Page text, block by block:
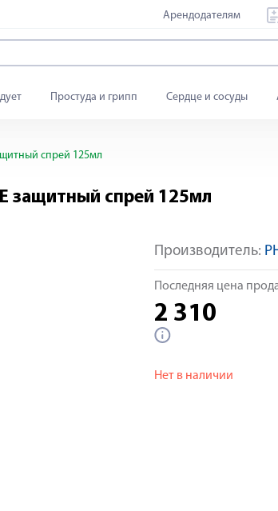
Арендодателям
Простуда и грипп Сердце и сосуды
спрей 125мл
защитный спрей 125мл
Производитель:
Последняя цена
2 310
Нет в наличии